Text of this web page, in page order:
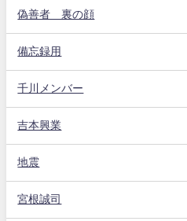
偽善者 裏の顔
備忘録用
千川メンバー
吉本興業
地震
宮根誠司